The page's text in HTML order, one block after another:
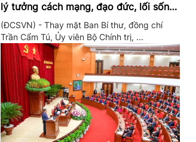
lý tưởng cách mạng, đạo đức, lối sống,
ý thức công dân trong hệ thống giáo
dục quốc dân
(ĐCSVN) - Thay mặt Ban Bí thư, đồng chí
Trần Cẩm Tú, Ủy viên Bộ Chính trị, ...